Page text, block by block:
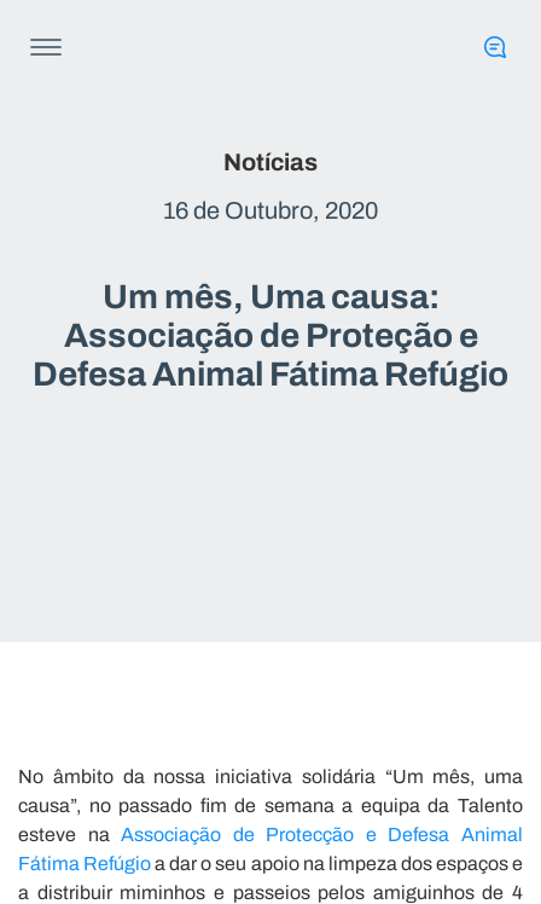
Notícias
16 de Outubro, 2020
Um mês, Uma causa:
Associação de Proteção e
Defesa Animal Fátima Refúgio
No âmbito da nossa iniciativa solidária “Um mês, uma
causa”, no passado fim de semana a equipa da Talento
esteve naAssociação de Protecção e Defesa Animal
Fátima Refúgioa dar o seu apoio na limpeza dos espaços e
a distribuir miminhos e passeios pelos amiguinhos de 4